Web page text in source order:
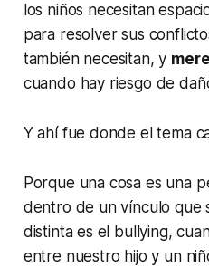
los niños necesitan
para resolver sus
también necesitan, y
cuando hay riesgo de
Y ahí fue donde el tema
Porque una cosa es una
dentro de un vínculo que
distinta es el bullying,
entre nuestro hijo y un